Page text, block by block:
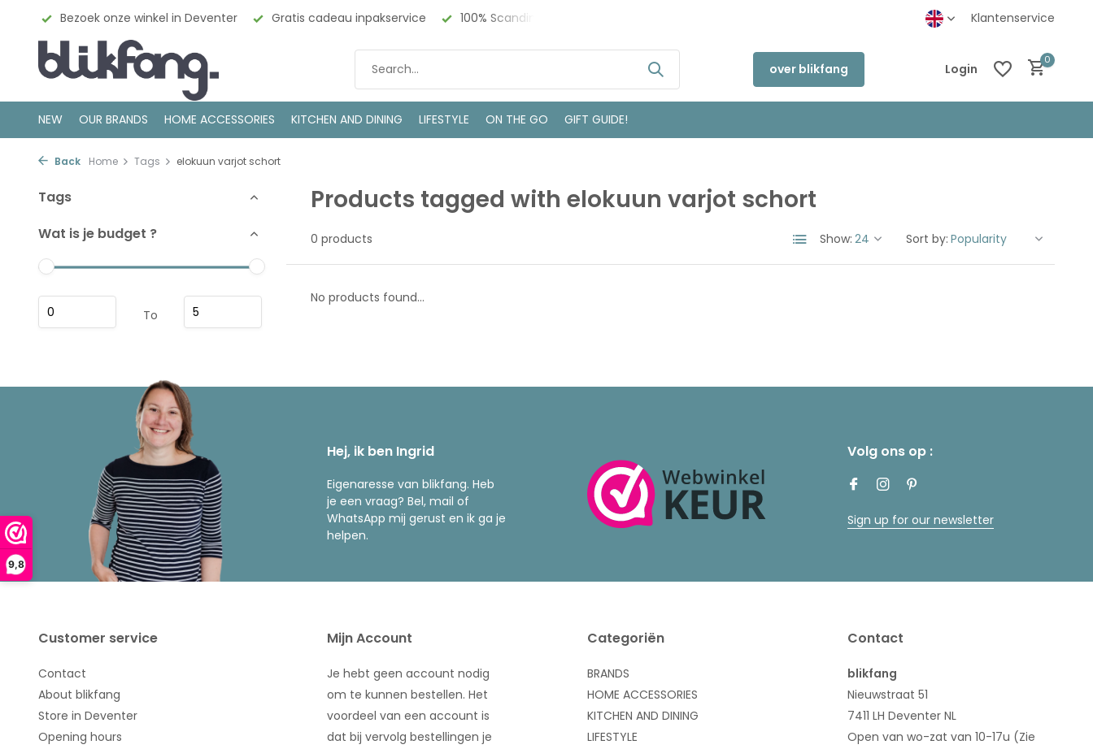
9,8
Bezoek onze winkel in Deventer Gratis cadeau inpakservice 100% Scandinavisch Design Klantenservice
over blikfang Login
0
NEW OUR BRANDS HOME ACCESSORIES KITCHEN AND DINING LIFESTYLE ON THE GO GIFT GUIDE!
Back Home Tags elokuun varjot schort
Tags
Wat is je budget ?
To
Products tagged with elokuun varjot schort
0 products Show: Sort by:
No products found...
Hej, ik ben Ingrid
Eigenaresse van blikfang. Heb
je een vraag? Bel, mail of
WhatsApp mij gerust en ik ga je
helpen.
Volg ons op :
Sign up for our newsletter
Customer service
Contact
About blikfang
Store in Deventer
Opening hours
Mijn Account
Je hebt geen account nodig
om te kunnen bestellen. Het
voordeel van een account is
dat bij vervolg bestellingen je
Categoriën
BRANDS
HOME ACCESSORIES
KITCHEN AND DINING
LIFESTYLE
Contact
blikfang
Nieuwstraat 51
7411 LH Deventer NL
Open van wo-zat van 10-17u (Zie